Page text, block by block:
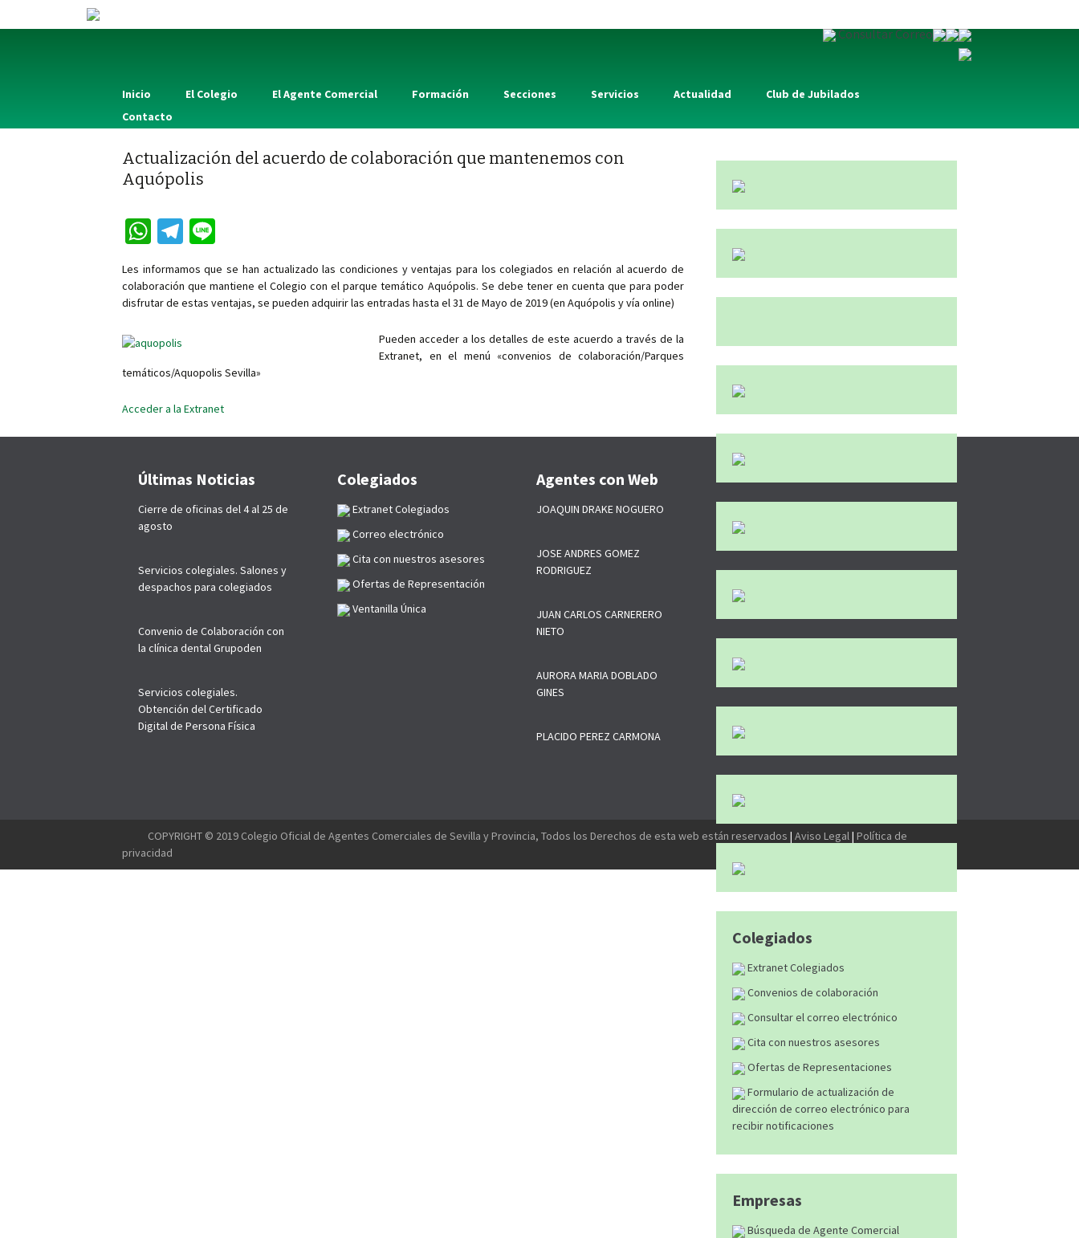
Consultar Correo
Inicio El Colegio El Agente Comercial Formación Secciones Servicios Actualidad
Club de Jubilados
Contacto
Actualización del acuerdo de colaboración que mantenemos con
Aquópolis
W
h
at
sA
p
p
Te
gr
a
e
Les informamos que se han actualizado las condiciones y ventajas para los colegiados en relación al acuerdo de
colaboración que mantiene el Colegio con el parque temático Aquópolis. Se debe tener en cuenta que para poder
disfrutar de estas ventajas, se pueden adquirir las entradas hasta el 31 de Mayo de 2019 (en Aquópolis y vía online)
Pueden acceder a los detalles de este acuerdo a través de la
Extranet, en el menú «convenios de colaboración/Parques
temáticos/Aquopolis Sevilla»
Acceder a la Extranet
Colegiados
Extranet Colegiados
Convenios de colaboración
Consultar el correo electrónico
Cita con nuestros asesores
Ofertas de Representaciones
Formulario de actualización de
dirección de correo electrónico para
recibir notificaciones
Empresas
Búsqueda de Agente Comercial
Últimas Noticias
Cierre de oficinas del 4 al 25 de
agosto
Servicios colegiales. Salones y
despachos para colegiados
Convenio de Colaboración con
la clínica dental Grupoden
Servicios colegiales.
Obtención del Certificado
Digital de Persona Física
Colegiados
Extranet Colegiados
Correo electrónico
Cita con nuestros asesores
Ofertas de Representación
Ventanilla Única
Agentes con Web
JOAQUIN DRAKE NOGUERO
JOSE ANDRES GOMEZ
RODRIGUEZ
JUAN CARLOS CARNERERO
NIETO
AURORA MARIA DOBLADO
GINES
PLACIDO PEREZ CARMONA
COPYRIGHT © 2019 Colegio Oficial de Agentes Comerciales de Sevilla y Provincia, Todos los Derechos de esta web están reservados | Aviso Legal| Política de
privacidad